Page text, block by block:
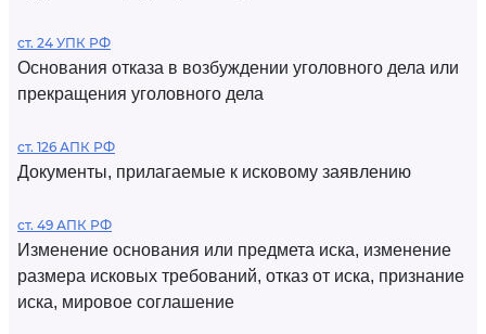
ст. 24 УПК РФ
Основания отказа в возбуждении уголовного дела или
прекращения уголовного дела
ст. 126 АПК РФ
Документы, прилагаемые к исковому заявлению
ст. 49 АПК РФ
Изменение основания или предмета иска, изменение
размера исковых требований, отказ от иска, признание
иска, мировое соглашение